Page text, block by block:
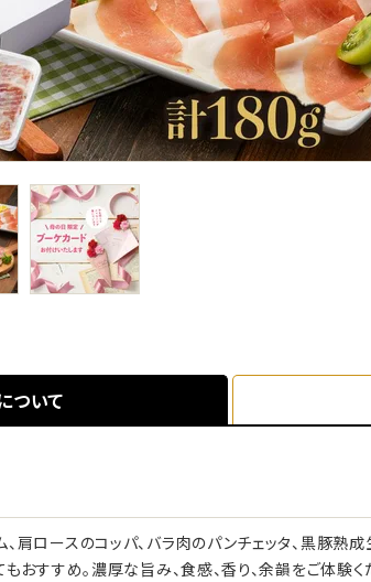
ついて
肩ロースのコッパ、バラ肉のパンチェッタ、黒豚熟
おすすめ。濃厚な旨み、食感、香り、余韻をご体験く